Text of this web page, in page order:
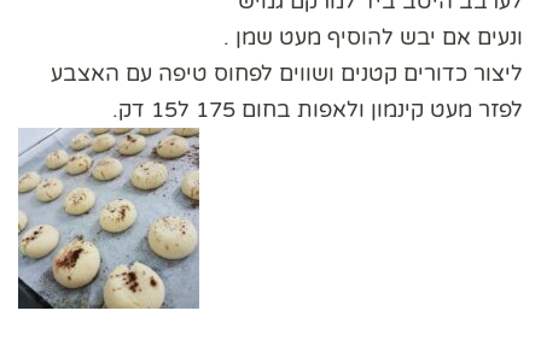
ונעים אם יבש להוסיף מעט שמן .
ליצור כדורים קטנים ושווים לפחוס טיפה עם האצבע
לפזר מעט קינמון ולאפות בחום 175 ל15 דק.